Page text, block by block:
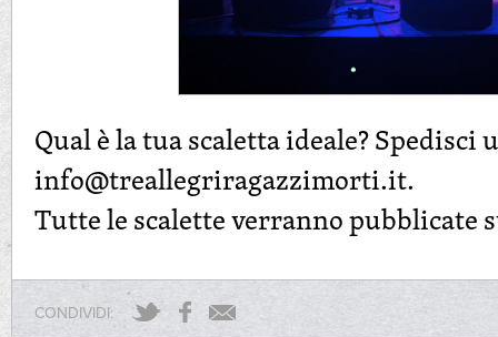
Qual è la tua scaletta ideale? Spedisci
info@treallegriragazzimorti.it.
Tutte le scalette verranno pubblicate
CONDIVIDI: